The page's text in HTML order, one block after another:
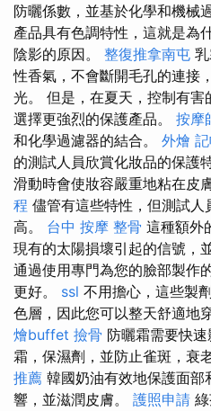
防曬係數，並基於化學和機械
產品具有色調特性，這就是為
陰影的原因。 整復推拿南屯
性香氣，不會斷開毛孔的連接
光。 但是，在夏天，控制有
選擇更強烈的保護產品。 按摩
和化學過濾器的結合。 外燴
的測試人員欣賞化妝品的保護
滑動時會使妝容嚴重地粘在皮
程 儘管有這些特性，但測試
高。 台中 按摩 整骨 這種額外
現有的太陽損壞引起的信號，
通過使用專門為您的臉部製作
更好。 ssl 不用擔心，這些製
色層，因此您可以整天舒適地
燴buffet 撿骨 防曬霜需要快
霜，保濕劑，並防止雀斑，衰
推薦 韓國奶油有效地保護面
響，並滋潤皮膚。 護照申請